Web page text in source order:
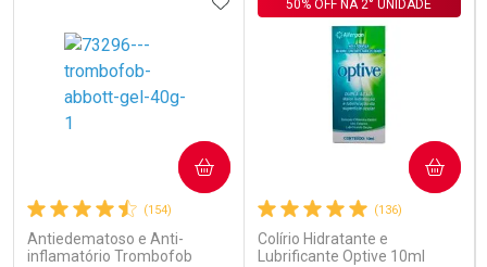
Comprar sem Desconto
Por R$ 143,94/cada
Comprar sem Desconto
Por R$ 143,94/cada
(154)
Antiedematoso e Anti-
inflamatório Trombofob
COMPRAR
(136)
Colírio Hidratante e
Lubrificante Optive 10ml
50% OFF NA 2° UNIDADE
COMPRAR